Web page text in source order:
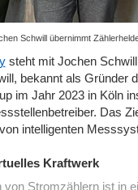
Schwill übernimmt
steht mit Jochen
bekannt als Gründer
im Jahr 2023 in Köln
Das
intelligenten
Kraftwerk
von Stromzählern ist in